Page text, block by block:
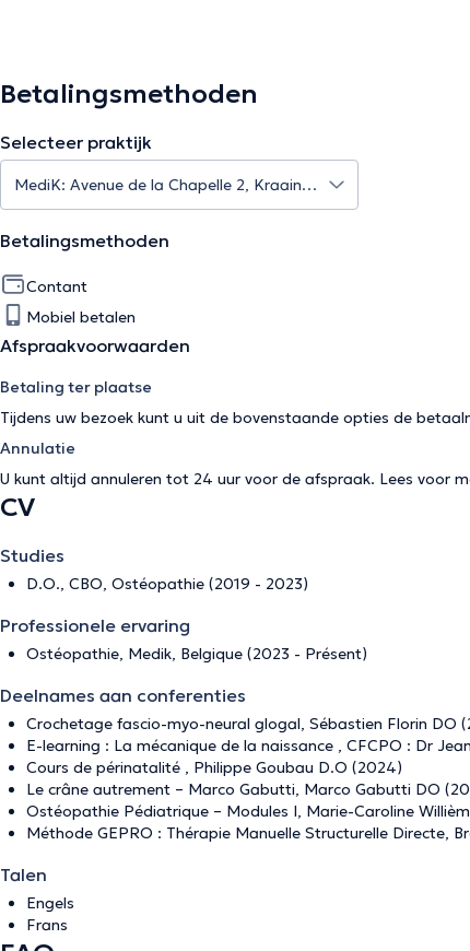
Betalingsmethoden
Selecteer praktijk
Betalingsmethoden
Contant
Mobiel betalen
Afspraakvoorwaarden
Betaling ter plaatse
Tijdens uw bezoek kunt u uit de bovenstaande opties de
Annulatie
U kunt altijd annuleren tot 24 uur voor de afspraak. Lees voor
CV
Studies
D.O., CBO, Ostéopathie (2019 - 2023)
Professionele ervaring
Ostéopathie, Medik, Belgique (2023 - Présent)
Deelnames aan conferenties
Crochetage fascio-myo-neural glogal, Sébastien Florin DO
E-learning : La mécanique de la naissance , CFCPO : Dr
Cours de périnatalité , Philippe Goubau D.O (2024)
Le crâne autrement – Marco Gabutti, Marco Gabutti DO
Ostéopathie Pédiatrique – Modules I, Marie-Caroline
Méthode GEPRO : Thérapie Manuelle Structurelle Directe,
Talen
Engels
Frans